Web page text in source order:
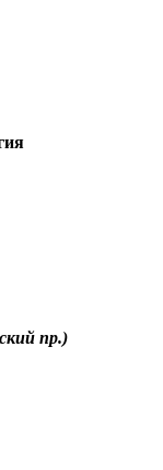
пр.)